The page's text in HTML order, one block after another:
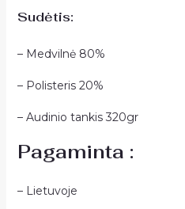
Sudėtis:
– Medvilnė 80%
– Polisteris 20%
– Audinio tankis 320gr
Pagaminta :
– Lietuvoje